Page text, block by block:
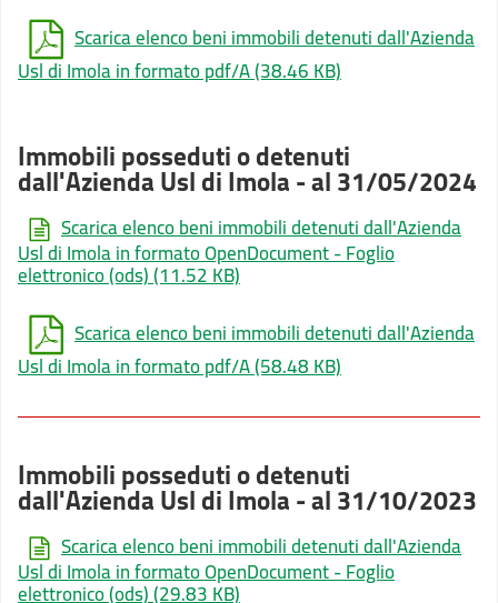
Scarica elenco beni immobili detenuti dall'Azienda
Usl di Imola in formato pdf/A(38.46 KB)
Immobili posseduti o detenuti
dall'Azienda Usl di Imola - al 31/05/2024
Scarica elenco beni immobili detenuti dall'Azienda
Usl di Imola in formato OpenDocument - Foglio
elettronico (ods)(11.52 KB)
Scarica elenco beni immobili detenuti dall'Azienda
Usl di Imola in formato pdf/A(58.48 KB)
Immobili posseduti o detenuti
dall'Azienda Usl di Imola - al 31/10/2023
Scarica elenco beni immobili detenuti dall'Azienda
Usl di Imola in formato OpenDocument - Foglio
elettronico (ods)(29.83 KB)